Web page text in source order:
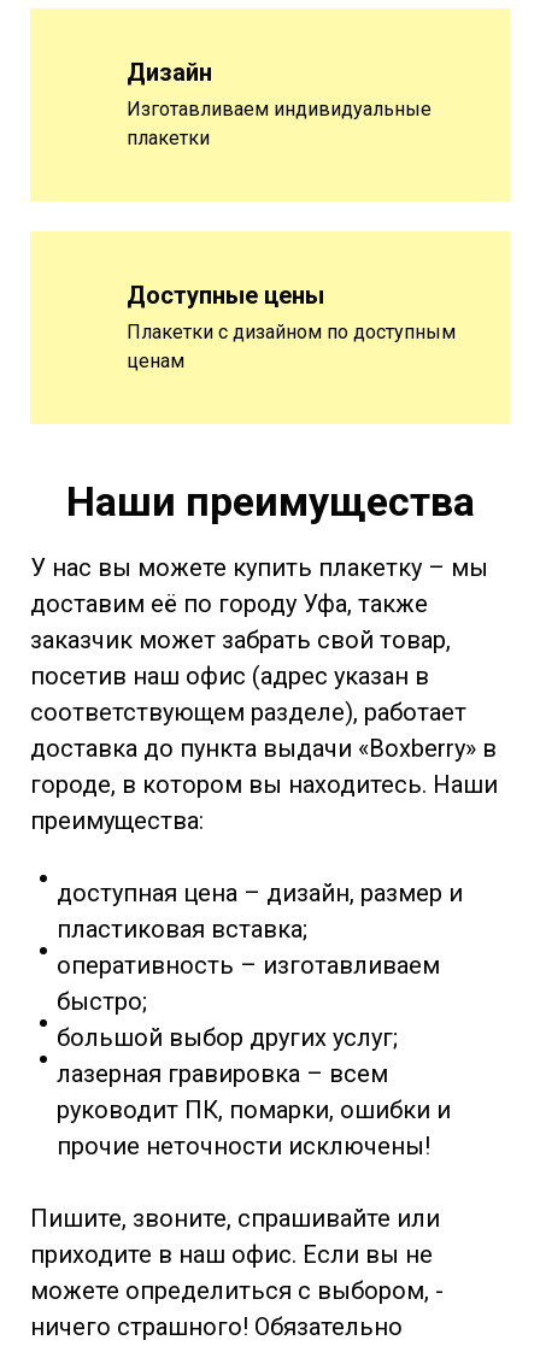
Дизайн
Изготавливаем индивидуальные
плакетки
Доступные цены
Плакетки с дизайном по доступным
ценам
Наши преимущества
У нас вы можете купить плакетку – мы
доставим её по городу Уфа, также
заказчик может забрать свой товар,
посетив наш офис (адрес указан в
соответствующем разделе), работает
доставка до пункта выдачи «Boxberry» в
городе, в котором вы находитесь. Наши
преимущества:
доступная цена – дизайн, размер и
пластиковая вставка;
оперативность – изготавливаем
быстро;
большой выбор других услуг;
лазерная гравировка – всем
руководит ПК, помарки, ошибки и
прочие неточности исключены!
Пишите, звоните, спрашивайте или
приходите в наш офис. Если вы не
можете определиться с выбором, -
ничего страшного! Обязательно